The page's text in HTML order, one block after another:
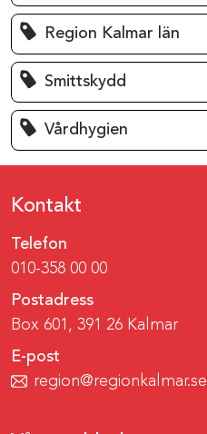
Region Kalmar län
Smittskydd
Vårdhygien
Kontakt
Telefon
010-358 00 00
Postadress
Box 601, 391 26 Kalmar
E-post
region@regionkalmar.se